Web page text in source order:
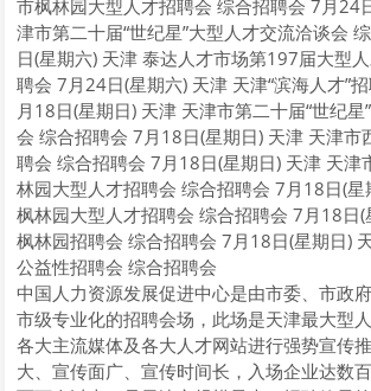
市枫林园大型人才招聘会 综合招聘会 7月24
津市第二十届“世纪星”大型人才交流洽谈会
日(星期六) 天津 泰达人才市场第197届大型
聘会 7月24日(星期六) 天津 天津“滨海人才”
月18日(星期日) 天津 天津市第二十届“世纪
会 综合招聘会 7月18日(星期日) 天津 天津市
聘会 综合招聘会 7月18日(星期日) 天津 天津
林园大型人才招聘会 综合招聘会 7月18日(星
枫林园大型人才招聘会 综合招聘会 7月18日(
枫林园招聘会 综合招聘会 7月18日(星期日)
公益性招聘会 综合招聘会
中国人力资源发展促进中心是由市委、市政
市级专业化的招聘会场，此场是天津最大型
各大主流媒体及各大人才网站进行强势宣传
大、宣传面广、宣传时间长，入场企业达数